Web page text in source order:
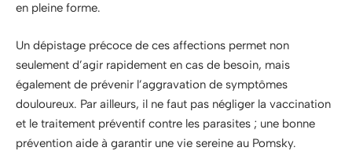
en pleine forme.
Un dépistage précoce de ces affections permet non
seulement d’agir rapidement en cas de besoin, mais
également de prévenir l’aggravation de symptômes
douloureux. Par ailleurs, il ne faut pas négliger la vaccination
et le traitement préventif contre les parasites ; une bonne
prévention aide à garantir une vie sereine au Pomsky.